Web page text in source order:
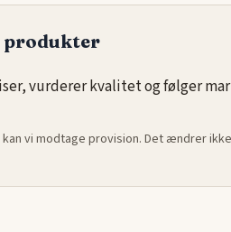
produkter
vurderer kvalitet og følger
kan vi modtage provision. Det ændrer